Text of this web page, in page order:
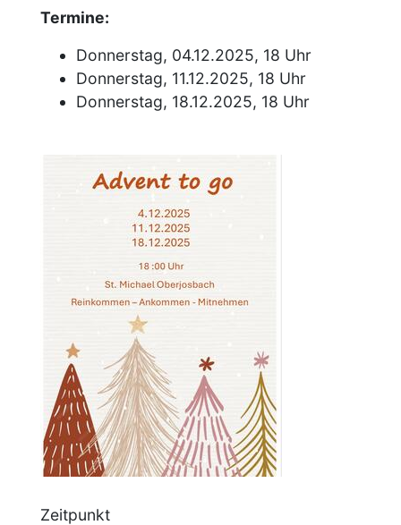
Termine:
Donnerstag, 04.12.2025, 18 Uhr
Donnerstag, 11.12.2025, 18 Uhr
Donnerstag, 18.12.2025, 18 Uhr
Zeitpunkt